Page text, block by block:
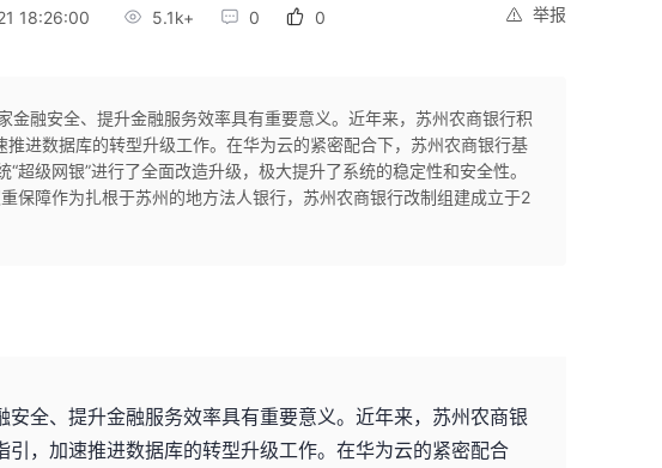
举报
18:26:00 5.1k+ 0 0
金融安全、提升金融服务效率具有重要意义。近年来，苏州农商银行积
进数据库的转型升级工作。在华为云的紧密配合下，苏州农商银行基
超级网银”进行了全面改造升级，极大提升了系统的稳定性和安全性。
保障作为扎根于苏州的地方法人银行，苏州农商银行改制组建成立于2
安全、提升金融服务效率具有重要意义。近年来，苏州农商银
引，加速推进数据库的转型升级工作。在华为云的紧密配合